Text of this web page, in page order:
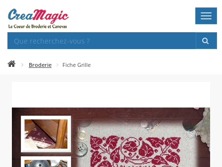
Broderie Fiche Grille